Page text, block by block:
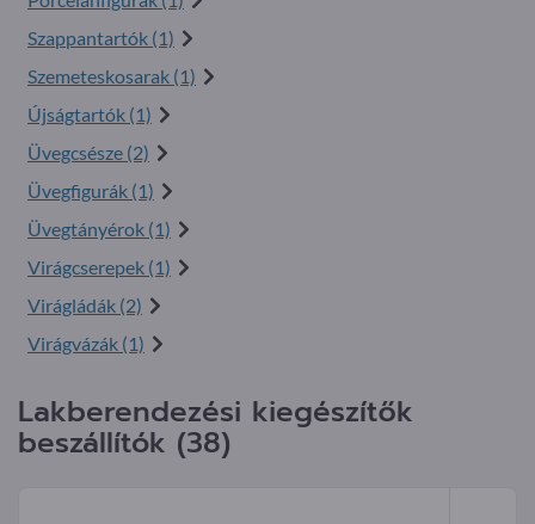
Szappantartók (1)
Szemeteskosarak (1)
Újságtartók (1)
Üvegcsésze (2)
Üvegfigurák (1)
Üvegtányérok (1)
Virágcserepek (1)
Virágládák (2)
Virágvázák (1)
Lakberendezési kiegészítők
beszállítók (38)